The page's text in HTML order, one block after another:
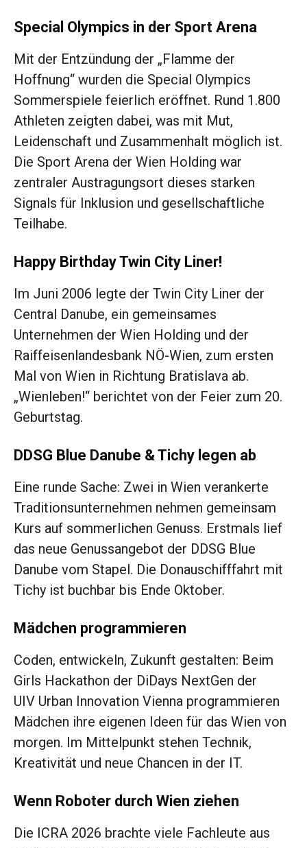
Special Olympics in der Sport Arena
Mit der Entzündung der „Flamme der
Hoffnung“ wurden die Special Olympics
Sommerspiele feierlich eröffnet. Rund 1.800
Athleten zeigten dabei, was mit Mut,
Leidenschaft und Zusammenhalt möglich ist.
Die Sport Arena der Wien Holding war
zentraler Austragungsort dieses starken
Signals für Inklusion und gesellschaftliche
Teilhabe.
Happy Birthday Twin City Liner!
Im Juni 2006 legte der Twin City Liner der
Central Danube, ein gemeinsames
Unternehmen der Wien Holding und der
Raiffeisenlandesbank NÖ-Wien, zum ersten
Mal von Wien in Richtung Bratislava ab.
„Wienleben!“ berichtet von der Feier zum 20.
Geburtstag.
DDSG Blue Danube & Tichy legen ab
Eine runde Sache: Zwei in Wien verankerte
Traditionsunternehmen nehmen gemeinsam
Kurs auf sommerlichen Genuss. Erstmals lief
das neue Genussangebot der DDSG Blue
Danube vom Stapel. Die Donauschifffahrt mit
Tichy ist buchbar bis Ende Oktober.
Mädchen programmieren
Coden, entwickeln, Zukunft gestalten: Beim
Girls Hackathon der DiDays NextGen der
UIV Urban Innovation Vienna programmieren
Mädchen ihre eigenen Ideen für das Wien von
morgen. Im Mittelpunkt stehen Technik,
Kreativität und neue Chancen in der IT.
Wenn Roboter durch Wien ziehen
Die ICRA 2026 brachte viele Fachleute aus